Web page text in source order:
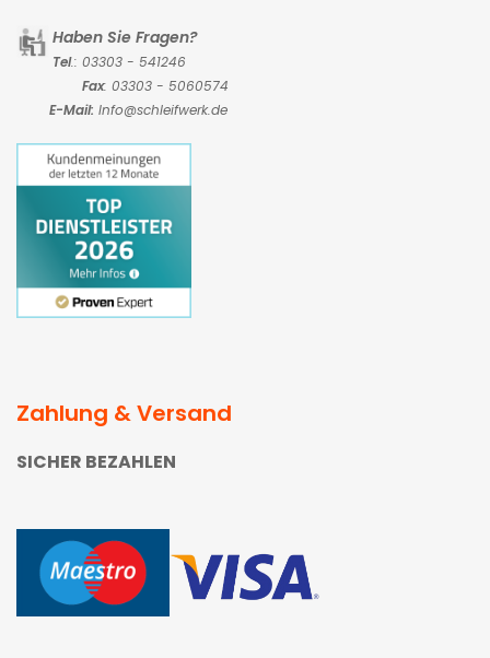
Haben Sie Fragen?
Tel.: 03303 - 541246
Fax: 03303 - 5060574
E-Mail: Info@schleifwerk.de
Zahlung & Versand
SICHER BEZAHLEN